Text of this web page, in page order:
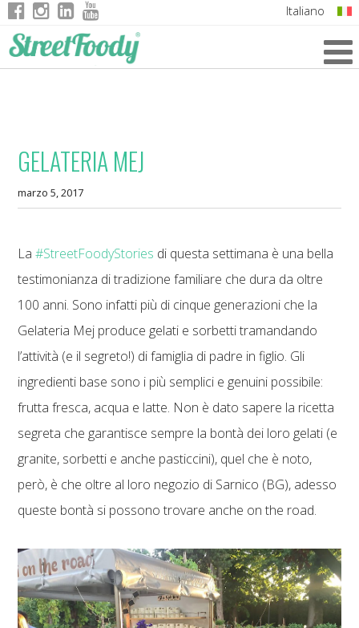
Italiano
GELATERIA MEJ
marzo 5, 2017
La#StreetFoodyStories di questa settimana è una bella
testimonianza di tradizione familiare che dura da oltre
100 anni. Sono infatti più di cinque generazioni che la
Gelateria Mej produce gelati e sorbetti tramandando
l’attività (e il segreto!) di famiglia di padre in figlio. Gli
ingredienti base sono i più semplici e genuini possibile:
frutta fresca, acqua e latte. Non è dato sapere la ricetta
segreta che garantisce sempre la bontà dei loro gelati (e
granite, sorbetti e anche pasticcini), quel che è noto,
però, è che oltre al loro negozio di Sarnico (BG), adesso
queste bontà si possono trovare anche on the road.